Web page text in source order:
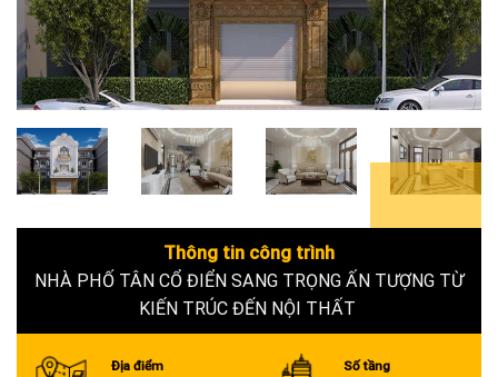
6+
Thông tin công trình
NHÀ PHỐ TÂN CỔ ĐIỂN SANG TRỌNG ẤN TƯỢNG TỪ
KIẾN TRÚC ĐẾN NỘI THẤT
Địa điểm Số tầng